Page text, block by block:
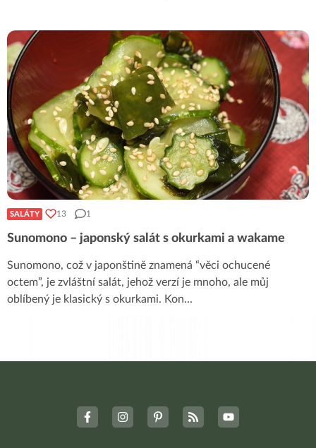
SALÁTY 13 1
Sunomono – japonský salát s okurkami a wakame
Sunomono, což v japonštině znamená “věci ochucené
octem”, je zvláštní salát, jehož verzí je mnoho, ale můj
oblíbený je klasický s okurkami. Kon...